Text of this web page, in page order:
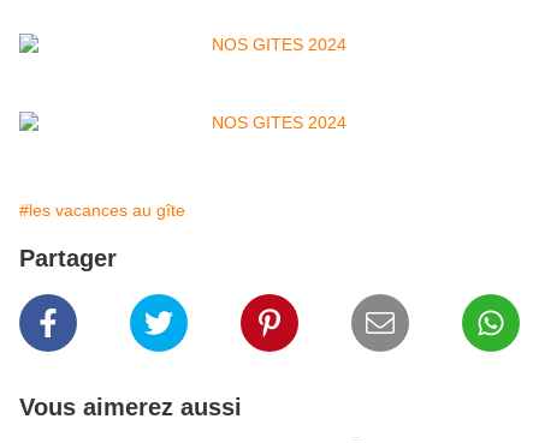
#les vacances au gîte
Partager
Vous aimerez aussi